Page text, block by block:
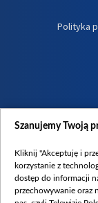
Polityka
Szanujemy Twoją
Kliknij "Akceptuję i
korzystanie z
dostęp do informacji
przechowywanie oraz